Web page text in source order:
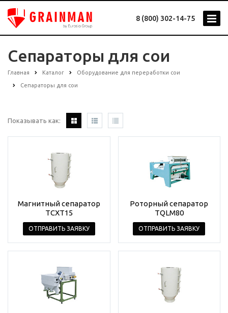
8 (800) 302-14-75
Сепараторы для сои
Главная Каталог Оборудование для переработки сои
Сепараторы для сои
Показывать как:
Магнитный сепаратор
TCXT15
ОТПРАВИТЬ ЗАЯВКУ
Роторный сепаратор
TQLM80
ОТПРАВИТЬ ЗАЯВКУ